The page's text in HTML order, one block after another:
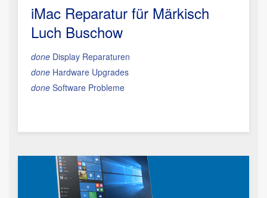
iMac Reparatur für Märkisch
Luch Buschow
done Display Reparaturen
done Hardware Upgrades
done Software Probleme